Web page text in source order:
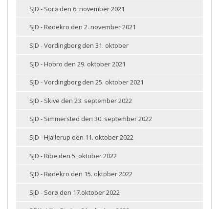
SJD - Sorø den 6. november 2021
SJD - Rødekro den 2. november 2021
SJD - Vordingborg den 31. oktober
SJD - Hobro den 29. oktober 2021
SJD - Vordingborg den 25. oktober 2021
SJD - Skive den 23. september 2022
SJD - Simmersted den 30. september 2022
SJD - Hjallerup den 11. oktober 2022
SJD - Ribe den 5. oktober 2022
SJD - Rødekro den 15. oktober 2022
SJD - Sorø den 17.oktober 2022